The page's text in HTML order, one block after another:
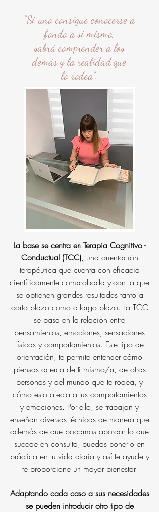
La base se centra en Terapia Cognitivo -
Conductual (TCC), una orientación
terapéutica que cuenta con eficacia
científicamente comprobada y con la que
se obtienen grandes resultados tanto a
corto plazo como a largo plazo. La TCC
se basa en la relación entre
pensamientos, emociones, sensaciones
físicas y comportamientos. Este tipo de
orientación, te permite entender cómo
piensas acerca de ti mismo/a, de otras
personas y del mundo que te rodea, y
cómo esto afecta a tus comportamientos
y emociones. Por ello, se trabajan y
enseñan diversas técnicas de manera que
además de que podamos abordar lo que
sucede en consulta, puedas ponerlo en
práctica en tu vida diaria y así te ayude y
te proporcione un mayor bienestar.
Adaptando cada caso a sus necesidades
se pueden introducir otro tipo de
"Si uno consigue conocerse a
fondo a símismo,
sabrá comprender a los
demásy la realidad que
lo rodea”.